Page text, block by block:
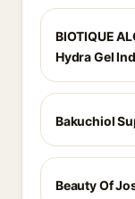
BIOTIQUE
Hydra Gel
Bakuchiol
Beauty Of